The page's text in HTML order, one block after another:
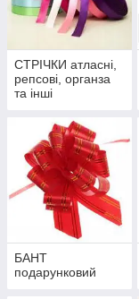
СТРІЧКИ атласні,
репсові, органза
та інші
БАНТ
подарунковий